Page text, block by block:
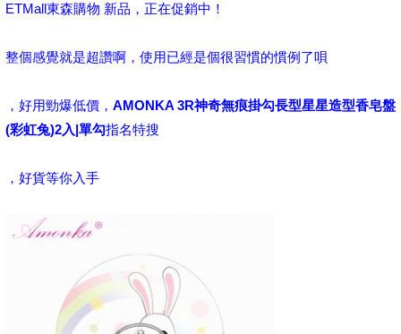
ETMall東森購物 新品，正在促銷中！
整個感覺就是超讚啊，使用已經是個很習慣的慣例了唄
，好用勁爆低價， AMONKA 3R神奇無痕掛勾長型星星造型香皂盤
(彩虹兔)2入|單勾指名特搜
，好貨等你入手